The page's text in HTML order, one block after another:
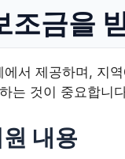
조금을
서 제공하며, 지
는 것이 중요합니
내용